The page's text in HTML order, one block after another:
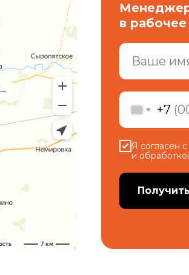
Менеджер
в
+7
Я согласен
и